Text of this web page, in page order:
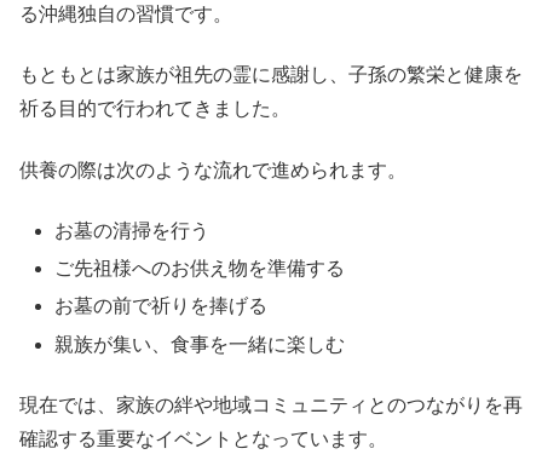
る沖縄独自の習慣です。
もともとは家族が祖先の霊に感謝し、子孫の繁栄と健康を
祈る目的で行われてきました。
供養の際は次のような流れで進められます。
お墓の清掃を行う
ご先祖様へのお供え物を準備する
お墓の前で祈りを捧げる
親族が集い、食事を一緒に楽しむ
現在では、家族の絆や地域コミュニティとのつながりを再
確認する重要なイベントとなっています。